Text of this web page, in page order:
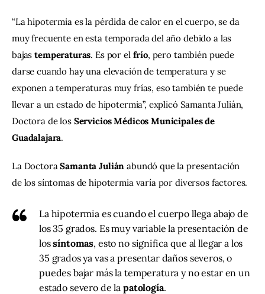
“La hipotermia es la pérdida de calor en el cuerpo, se da
muy frecuente en esta temporada del año debido a las
bajas temperaturas. Es por el frío, pero también puede
darse cuando hay una elevación de temperatura y se
exponen a temperaturas muy frías, eso también te puede
llevar a un estado de hipotermia”, explicó Samanta Julián,
Doctora de los Servicios Médicos Municipales de
Guadalajara.
La Doctora Samanta Julián abundó que la presentación
de los síntomas de hipotermia varía por diversos factores.
La hipotermia es cuando el cuerpo llega abajo de
los 35 grados. Es muy variable la presentación de
lossíntomas, esto no significa que al llegar a los
35 grados ya vas a presentar daños severos, o
puedes bajar más la temperatura y no estar en un
estado severo de la patología.